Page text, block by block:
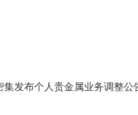
发布个人贵金属业务调整